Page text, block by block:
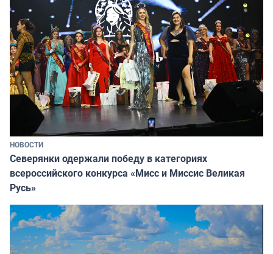
НОВОСТИ
Северянки одержали победу в категориях
всероссийского конкурса «Мисс и Миссис Великая
Русь»